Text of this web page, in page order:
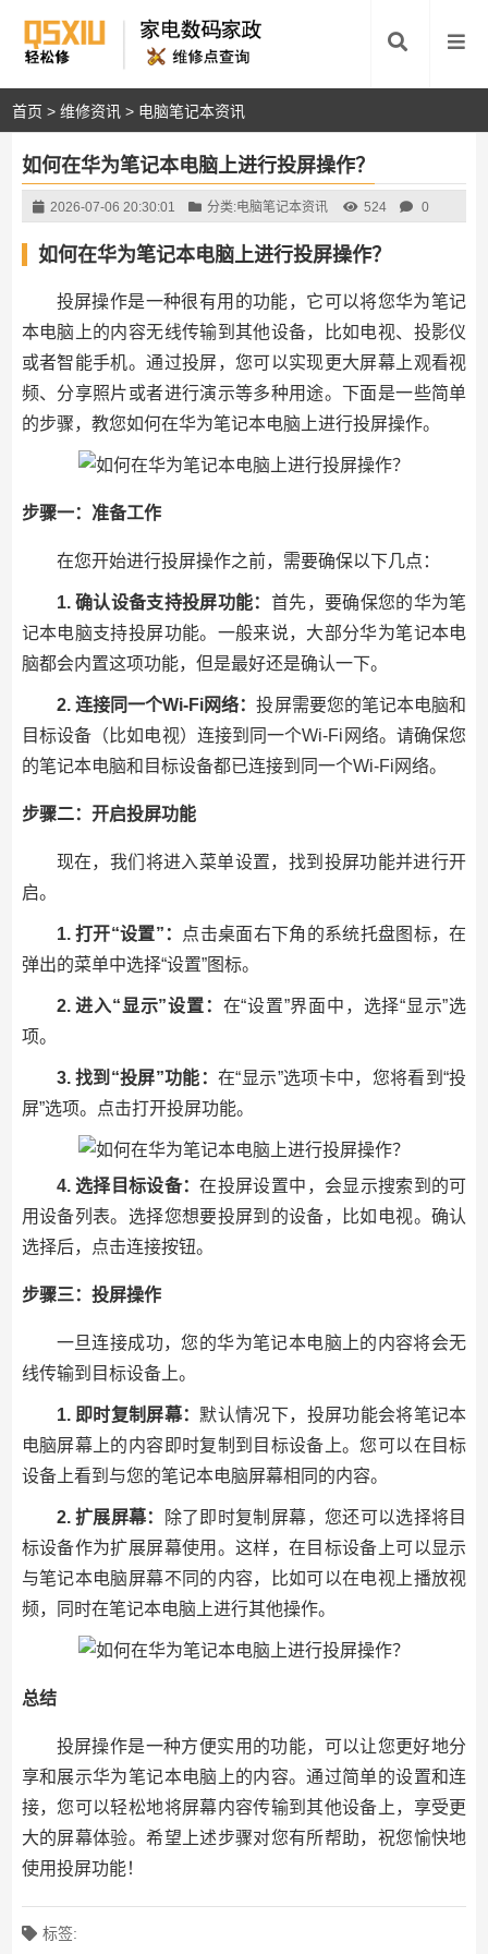
首页 >维修资讯 > 电脑笔记本资讯
如何在华为笔记本电脑上进行投屏操作？
2026-07-06 20:30:01 分类:电脑笔记本资讯 524 0
如何在华为笔记本电脑上进行投屏操作？
投屏操作是一种很有用的功能，它可以将您华为笔记
本电脑上的内容无线传输到其他设备，比如电视、投影仪
或者智能手机。通过投屏，您可以实现更大屏幕上观看视
频、分享照片或者进行演示等多种用途。下面是一些简单
的步骤，教您如何在华为笔记本电脑上进行投屏操作。
步骤一：准备工作
在您开始进行投屏操作之前，需要确保以下几点：
1. 确认设备支持投屏功能： 首先，要确保您的华为笔
记本电脑支持投屏功能。一般来说，大部分华为笔记本电
脑都会内置这项功能，但是最好还是确认一下。
2. 连接同一个Wi-Fi网络：投屏需要您的笔记本电脑和
目标设备（比如电视）连接到同一个Wi-Fi网络。请确保您
的笔记本电脑和目标设备都已连接到同一个Wi-Fi网络。
步骤二：开启投屏功能
现在，我们将进入菜单设置，找到投屏功能并进行开
启。
1. 打开“设置”： 点击桌面右下角的系统托盘图标，在
弹出的菜单中选择“设置”图标。
2. 进入“显示”设置： 在“设置”界面中，选择“显示”选
项。
3. 找到“投屏”功能：在“显示”选项卡中，您将看到“投
屏”选项。点击打开投屏功能。
4. 选择目标设备：在投屏设置中，会显示搜索到的可
用设备列表。选择您想要投屏到的设备，比如电视。确认
选择后，点击连接按钮。
步骤三：投屏操作
一旦连接成功，您的华为笔记本电脑上的内容将会无
线传输到目标设备上。
1. 即时复制屏幕： 默认情况下，投屏功能会将笔记本
电脑屏幕上的内容即时复制到目标设备上。您可以在目标
设备上看到与您的笔记本电脑屏幕相同的内容。
2. 扩展屏幕：
除了即时复制屏幕，您还可以选择将目
标设备作为扩展屏幕使用。这样，在目标设备上可以显示
与笔记本电脑屏幕不同的内容，比如可以在电视上播放视
频，同时在笔记本电脑上进行其他操作。
总结
投屏操作是一种方便实用的功能，可以让您更好地分
享和展示华为笔记本电脑上的内容。通过简单的设置和连
接，您可以轻松地将屏幕内容传输到其他设备上，享受更
大的屏幕体验。希望上述步骤对您有所帮助，祝您愉快地
使用投屏功能！
标签: